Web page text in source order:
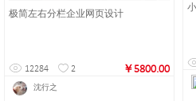
极简左右分栏企业网页设计
12284 2 ￥5800.00
沈行之